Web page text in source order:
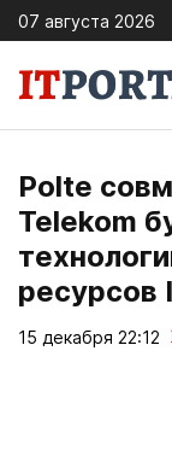
07 августа 2026
Polte
Telekom
ресурсов
15 декабря 22:12